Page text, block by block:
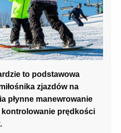
to podstawowa
zjazdów na
płynne manewrowanie
prędkości